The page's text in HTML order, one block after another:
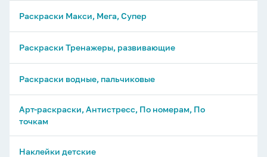
Раскраски Макси, Мега, Супер
Раскраски Тренажеры, развивающие
Раскраски водные, пальчиковые
Арт-раскраски, Антистресс, По номерам, По
точкам
Наклейки детские